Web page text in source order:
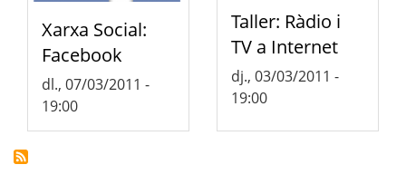
Xarxa Social:
Facebook
dl., 07/03/2011 -
19:00
Taller: Ràdio i
TV a Internet
dj., 03/03/2011 -
19:00